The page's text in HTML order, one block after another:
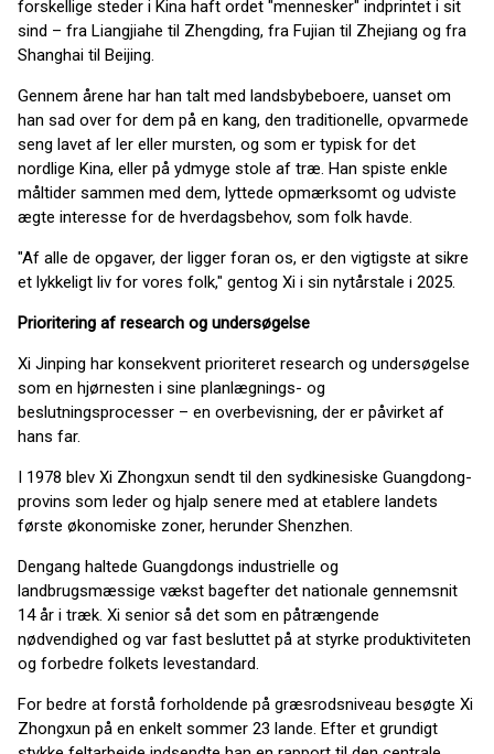
forskellige steder i Kina haft ordet "mennesker" indprintet i sit
sind – fra Liangjiahe til Zhengding, fra Fujian til Zhejiang og fra
Shanghai til Beijing.
Gennem årene har han talt med landsbybeboere, uanset om
han sad over for dem på en kang, den traditionelle, opvarmede
seng lavet af ler eller mursten, og som er typisk for det
nordlige Kina, eller på ydmyge stole af træ. Han spiste enkle
måltider sammen med dem, lyttede opmærksomt og udviste
ægte interesse for de hverdagsbehov, som folk havde.
"Af alle de opgaver, der ligger foran os, er den vigtigste at sikre
et lykkeligt liv for vores folk," gentog Xi i sin nytårstale i 2025.
Prioritering af research og undersøgelse
Xi Jinping har konsekvent prioriteret research og undersøgelse
som en hjørnesten i sine planlægnings- og
beslutningsprocesser – en overbevisning, der er påvirket af
hans far.
I 1978 blev Xi Zhongxun sendt til den sydkinesiske Guangdong-
provins som leder og hjalp senere med at etablere landets
første økonomiske zoner, herunder Shenzhen.
Dengang haltede Guangdongs industrielle og
landbrugsmæssige vækst bagefter det nationale gennemsnit
14 år i træk. Xi senior så det som en påtrængende
nødvendighed og var fast besluttet på at styrke produktiviteten
og forbedre folkets levestandard.
For bedre at forstå forholdende på græsrodsniveau besøgte Xi
Zhongxun på en enkelt sommer 23 lande. Efter et grundigt